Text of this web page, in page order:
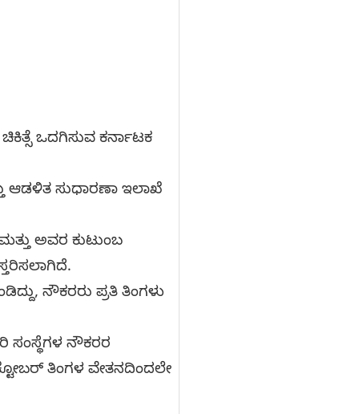
ಒದಗಿಸುವ ಕರ್ನಾಟಕ
ಆಡಳಿತ ಸುಧಾರಣಾ ಇಲಾಖೆ
ಅವರ ಕುಟುಂಬ
ನೌಕರರು ಪ್ರತಿ ತಿಂಗಳು
ಸಂಸ್ಥೆಗಳ ನೌಕರರ
ತಿಂಗಳ ವೇತನದಿಂದಲೇ